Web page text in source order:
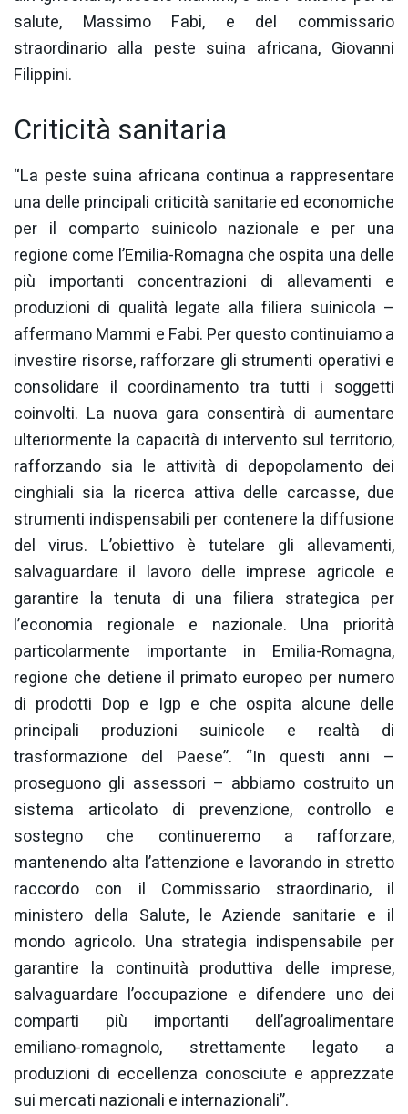
salute, Massimo Fabi, e del commissario
straordinario alla peste suina africana, Giovanni
Filippini.
Criticità sanitaria
“La peste suina africana continua a rappresentare
una delle principali criticità sanitarie ed economiche
per il comparto suinicolo nazionale e per una
regione come l’Emilia-Romagna che ospita una delle
più importanti concentrazioni di allevamenti e
produzioni di qualità legate alla filiera suinicola –
affermano Mammi e Fabi. Per questo continuiamo a
investire risorse, rafforzare gli strumenti operativi e
consolidare il coordinamento tra tutti i soggetti
coinvolti. La nuova gara consentirà di aumentare
ulteriormente la capacità di intervento sul territorio,
rafforzando sia le attività di depopolamento dei
cinghiali sia la ricerca attiva delle carcasse, due
strumenti indispensabili per contenere la diffusione
del virus. L’obiettivo è tutelare gli allevamenti,
salvaguardare il lavoro delle imprese agricole e
garantire la tenuta di una filiera strategica per
l’economia regionale e nazionale. Una priorità
particolarmente importante in Emilia-Romagna,
regione che detiene il primato europeo per numero
di prodotti Dop e Igp e che ospita alcune delle
principali produzioni suinicole e realtà di
trasformazione del Paese”. “In questi anni –
proseguono gli assessori – abbiamo costruito un
sistema articolato di prevenzione, controllo e
sostegno che continueremo a rafforzare,
mantenendo alta l’attenzione e lavorando in stretto
raccordo con il Commissario straordinario, il
ministero della Salute, le Aziende sanitarie e il
mondo agricolo. Una strategia indispensabile per
garantire la continuità produttiva delle imprese,
salvaguardare l’occupazione e difendere uno dei
comparti più importanti dell’agroalimentare
emiliano-romagnolo, strettamente legato a
produzioni di eccellenza conosciute e apprezzate
sui mercati nazionali e internazionali”.